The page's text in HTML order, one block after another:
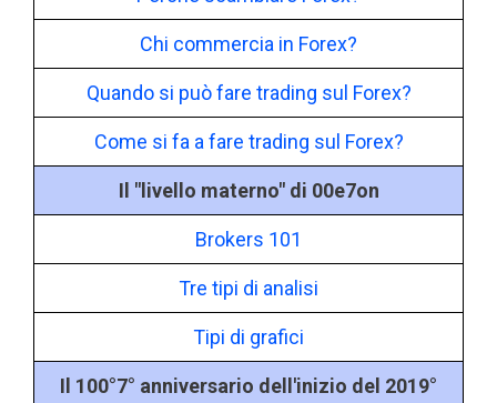
Chi commercia in Forex?
Quando si può fare trading sul Forex?
Come si fa a fare trading sul Forex?
Il "livello materno" di 00e7on
Brokers 101
Tre tipi di analisi
Tipi di grafici
Il 100°7° anniversario dell'inizio del 2019°